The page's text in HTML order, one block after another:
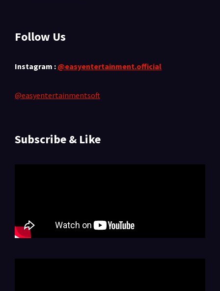
Follow Us
Instagram : @easyentertainment.official
@easyentertainmentsoft
Subscribe & Like